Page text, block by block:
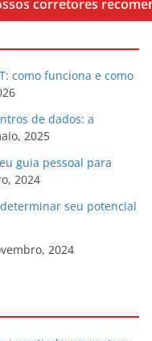
como funciona e como
de dados: a
2025
guia pessoal para
2024
seu potencial
2024